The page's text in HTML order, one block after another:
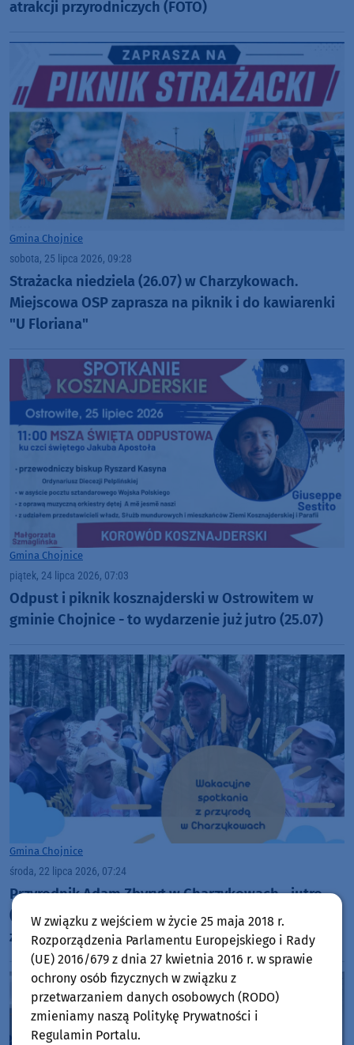
atrakcji przyrodniczych (FOTO)
Gmina Chojnice
sobota, 25 lipca 2026, 09:28
Strażacka niedziela (26.07) w Charzykowach.
Miejscowa OSP zaprasza na piknik i do kawiarenki
"U Floriana"
Gmina Chojnice
piątek, 24 lipca 2026, 07:03
Odpust i piknik kosznajderski w Ostrowitem w
gminie Chojnice - to wydarzenie już jutro (25.07)
Gmina Chojnice
środa, 22 lipca 2026, 07:24
Przyrodnik Adam Zbyryt w Charzykowach - jutro
(23.07) opowie o wilkach, a w piątek (24.07)
zorganizuje familijny spacer przyrodniczy
W związku z wejściem w życie 25 maja 2018 r.
Rozporządzenia Parlamentu Europejskiego i Rady
(UE) 2016/679 z dnia 27 kwietnia 2016 r. w sprawie
ochrony osób fizycznych w związku z
przetwarzaniem danych osobowych (RODO)
zmieniamy naszą Politykę Prywatności i
Regulamin Portalu.